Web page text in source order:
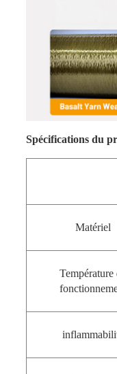
Spécifications du
Matériel
Température